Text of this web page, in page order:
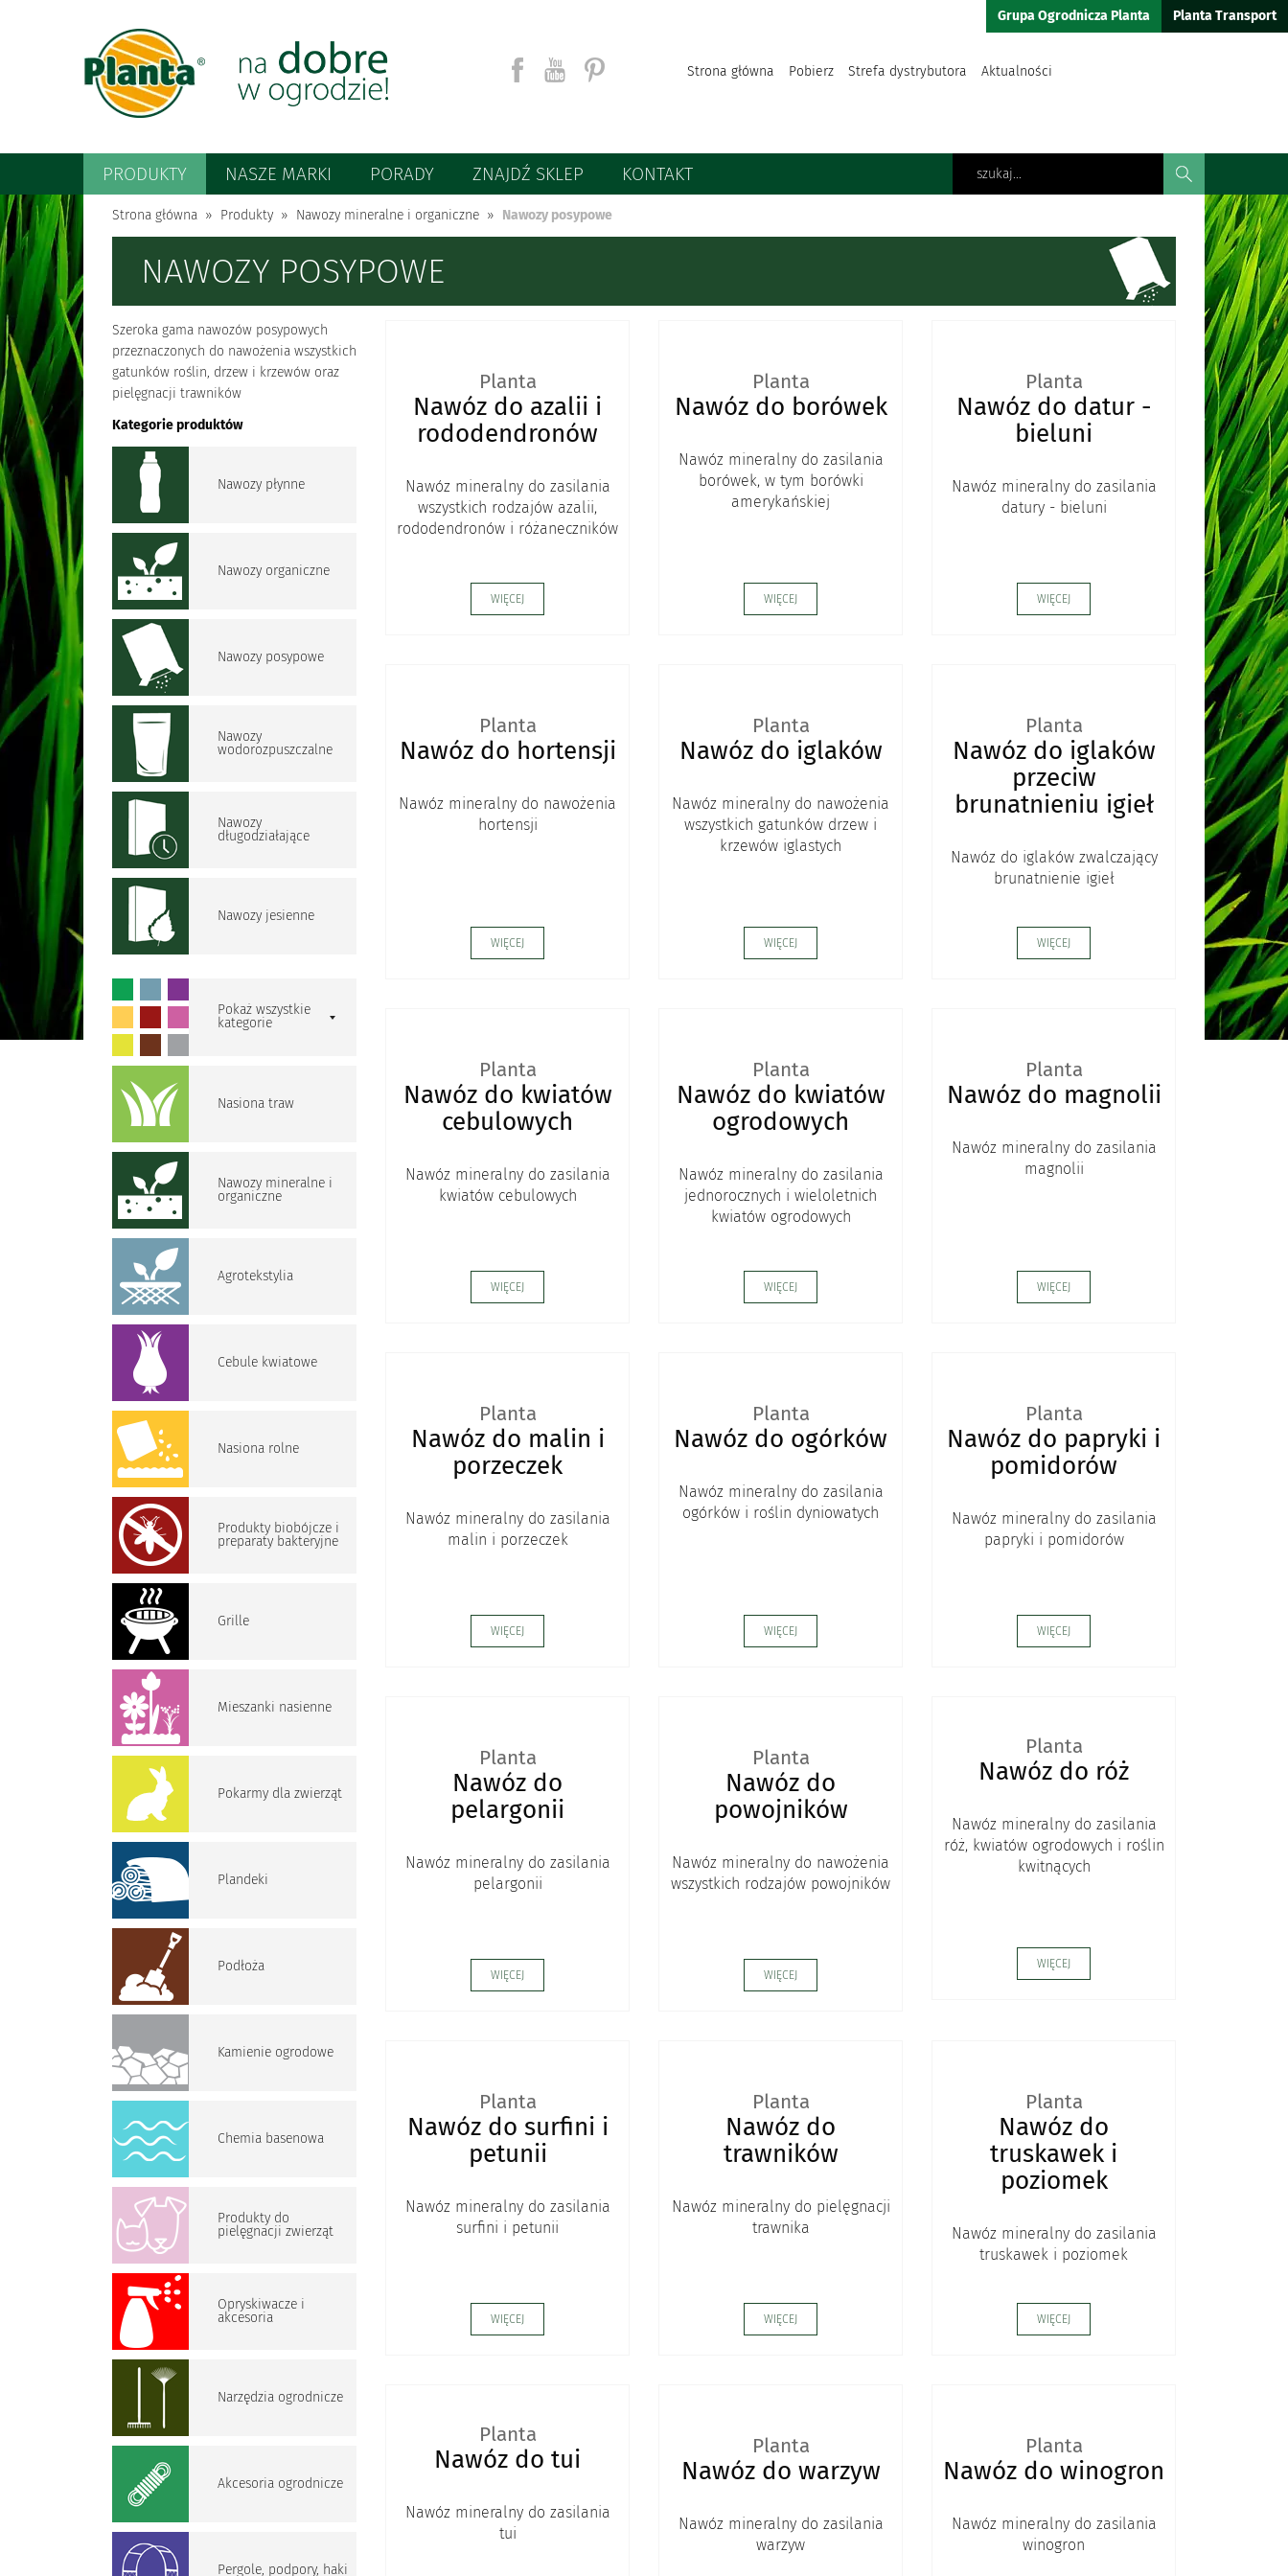
Strona główna Pobierz Strefa dystrybutora Aktualności
Grupa Ogrodnicza Planta Planta Transport
PRODUKTY NASZE MARKI PORADY ZNAJDŹ SKLEP KONTAKTSzukaj
Strona główna Produkty Nawozy mineralne i organiczne Nawozy posypowe
NAWOZY POSYPOWE
Szeroka gama nawozów posypowych
przeznaczonych do nawożenia wszystkich
gatunków roślin, drzew i krzewów oraz
pielęgnacji trawników
Kategorie produktów
Nawozy płynne
Nawozy organiczne
Nawozy posypowe
Nawozy
wodorozpuszczalne
Nawozy
długodziałające
Nawozy jesienne
Pokaż wszystkie
kategorie
Nasiona traw
Nawozy mineralne i
organiczne
Agrotekstylia
Cebule kwiatowe
Nasiona rolne
Produkty biobójcze i
preparaty bakteryjne
Grille
Mieszanki nasienne
Pokarmy dla zwierząt
Plandeki
Podłoża
Kamienie ogrodowe
Chemia basenowa
Produkty do
pielęgnacji zwierząt
Opryskiwacze i
akcesoria
Narzędzia ogrodnicze
Akcesoria ogrodnicze
Pergole, podpory, haki
Planta
Nawóz do azalii i
rododendronów
Nawóz mineralny do zasilania
wszystkich rodzajów azalii,
rododendronów i różaneczników
WIĘCEJ
Planta
Nawóz do borówek
Nawóz mineralny do zasilania
borówek, w tym borówki
amerykańskiej
WIĘCEJ
Planta
Nawóz do datur -
bieluni
Nawóz mineralny do zasilania
datury - bieluni
WIĘCEJ
Planta
Nawóz do hortensji
Nawóz mineralny do nawożenia
hortensji
WIĘCEJ
Planta
Nawóz do iglaków
Nawóz mineralny do nawożenia
wszystkich gatunków drzew i
krzewów iglastych
WIĘCEJ
Planta
Nawóz do iglaków
przeciw
brunatnieniu igieł
Nawóz do iglaków zwalczający
brunatnienie igieł
WIĘCEJ
Planta
Nawóz do kwiatów
cebulowych
Nawóz mineralny do zasilania
kwiatów cebulowych
WIĘCEJ
Planta
Nawóz do kwiatów
ogrodowych
Nawóz mineralny do zasilania
jednorocznych i wieloletnich
kwiatów ogrodowych
WIĘCEJ
Planta
Nawóz do magnolii
Nawóz mineralny do zasilania
magnolii
WIĘCEJ
Planta
Nawóz do malin i
porzeczek
Nawóz mineralny do zasilania
malin i porzeczek
WIĘCEJ
Planta
Nawóz do ogórków
Nawóz mineralny do zasilania
ogórków i roślin dyniowatych
WIĘCEJ
Planta
Nawóz do papryki i
pomidorów
Nawóz mineralny do zasilania
papryki i pomidorów
WIĘCEJ
Planta
Nawóz do
pelargonii
Nawóz mineralny do zasilania
pelargonii
WIĘCEJ
Planta
Nawóz do
powojników
Nawóz mineralny do nawożenia
wszystkich rodzajów powojników
WIĘCEJ
Planta
Nawóz do róż
Nawóz mineralny do zasilania
róż, kwiatów ogrodowych i roślin
kwitnących
WIĘCEJ
Planta
Nawóz do surfini i
petunii
Nawóz mineralny do zasilania
surfini i petunii
WIĘCEJ
Planta
Nawóz do
trawników
Nawóz mineralny do pielęgnacji
trawnika
WIĘCEJ
Planta
Nawóz do
truskawek i
poziomek
Nawóz mineralny do zasilania
truskawek i poziomek
WIĘCEJ
Planta
Nawóz do tui
Nawóz mineralny do zasilania
tui
Planta
Nawóz do warzyw
Nawóz mineralny do zasilania
warzyw
Planta
Nawóz do winogron
Nawóz mineralny do zasilania
winogron